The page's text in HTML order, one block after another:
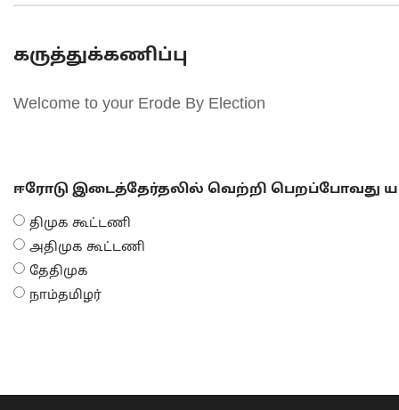
கருத்துக்கணிப்பு
Welcome to your Erode By Election
ஈரோடு இடைத்தேர்தலில் வெற்றி பெறப்போவது
திமுக கூட்டணி
அதிமுக கூட்டணி
தேதிமுக
நாம்தமிழர்